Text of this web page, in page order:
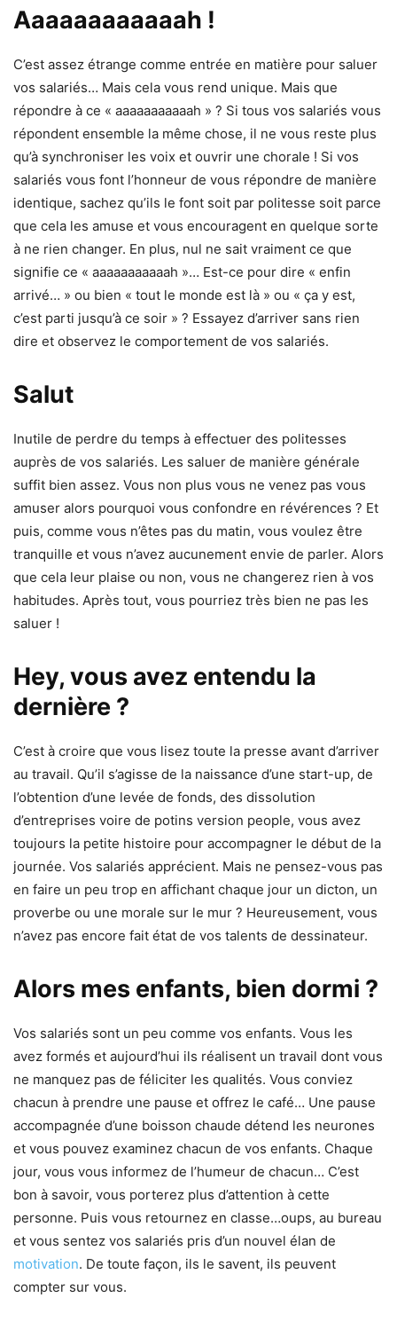
Aaaaaaaaaaaah !
C’est assez étrange comme entrée en matière pour saluer
vos salariés… Mais cela vous rend unique. Mais que
répondre à ce « aaaaaaaaaaah » ? Si tous vos salariés vous
répondent ensemble la même chose, il ne vous reste plus
qu’à synchroniser les voix et ouvrir une chorale ! Si vos
salariés vous font l’honneur de vous répondre de manière
identique, sachez qu’ils le font soit par politesse soit parce
que cela les amuse et vous encouragent en quelque sorte
à ne rien changer. En plus, nul ne sait vraiment ce que
signifie ce « aaaaaaaaaaah »… Est-ce pour dire « enfin
arrivé… » ou bien « tout le monde est là » ou « ça y est,
c’est parti jusqu’à ce soir » ? Essayez d’arriver sans rien
dire et observez le comportement de vos salariés.
Salut
Inutile de perdre du temps à effectuer des politesses
auprès de vos salariés. Les saluer de manière générale
suffit bien assez. Vous non plus vous ne venez pas vous
amuser alors pourquoi vous confondre en révérences ? Et
puis, comme vous n’êtes pas du matin, vous voulez être
tranquille et vous n’avez aucunement envie de parler. Alors
que cela leur plaise ou non, vous ne changerez rien à vos
habitudes. Après tout, vous pourriez très bien ne pas les
saluer !
Hey, vous avez entendu la
dernière ?
C’est à croire que vous lisez toute la presse avant d’arriver
au travail. Qu’il s’agisse de la naissance d’une start-up, de
l’obtention d’une levée de fonds, des dissolution
d’entreprises voire de potins version people, vous avez
toujours la petite histoire pour accompagner le début de la
journée. Vos salariés apprécient. Mais ne pensez-vous pas
en faire un peu trop en affichant chaque jour un dicton, un
proverbe ou une morale sur le mur ? Heureusement, vous
n’avez pas encore fait état de vos talents de dessinateur.
Alors mes enfants, bien dormi ?
Vos salariés sont un peu comme vos enfants. Vous les
avez formés et aujourd’hui ils réalisent un travail dont vous
ne manquez pas de féliciter les qualités. Vous conviez
chacun à prendre une pause et offrez le café… Une pause
accompagnée d’une boisson chaude détend les neurones
et vous pouvez examinez chacun de vos enfants. Chaque
jour, vous vous informez de l’humeur de chacun… C’est
bon à savoir, vous porterez plus d’attention à cette
personne. Puis vous retournez en classe…oups, au bureau
et vous sentez vos salariés pris d’un nouvel élan de
motivation. De toute façon, ils le savent, ils peuvent
compter sur vous.